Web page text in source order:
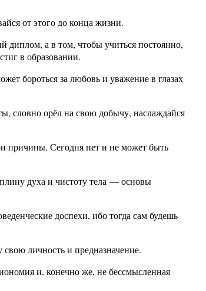
от этого до конца жизни.
диплом, а в том, чтобы учиться постоянно,
в образовании.
бороться за любовь и уважение в глазах
словно орёл на свою добычу, наслаждайся
причины. Сегодня нет и не может быть
духа и чистоту тела — основы
доспехи, ибо тогда сам будешь
личность и предназначение.
и, конечно же, не бессмысленная